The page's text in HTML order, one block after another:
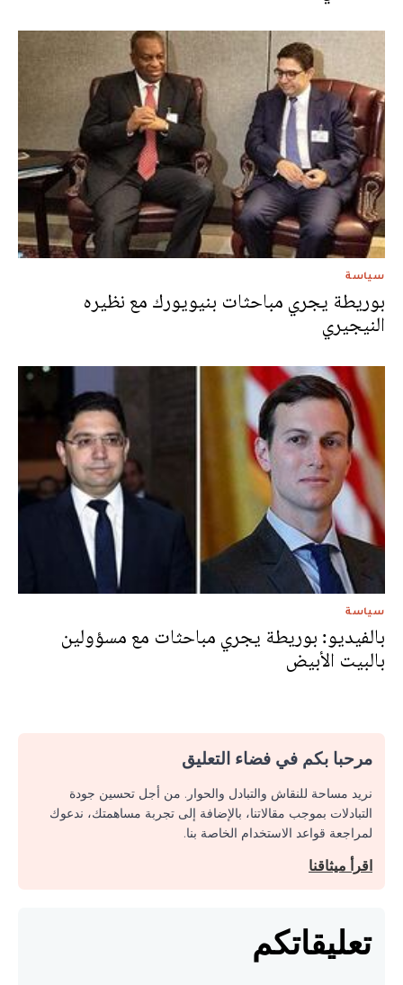
سياسة
بوريطة يجري مباحثات بنيويورك مع نظيره
النيجيري
سياسة
بالفيديو: بوريطة يجري مباحثات مع مسؤولين
بالبيت الأبيض
مرحبا بكم في فضاء التعليق
نريد مساحة للنقاش والتبادل والحوار. من أجل تحسين جودة
التبادلات بموجب مقالاتنا، بالإضافة إلى تجربة مساهمتك، ندعوك
لمراجعة قواعد الاستخدام الخاصة بنا.
اقرأ ميثاقنا
تعليقاتكم